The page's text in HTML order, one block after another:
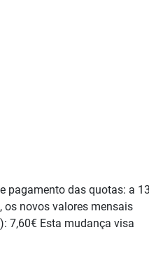
pagamento das quotas: a
os novos valores mensais
7,60€ Esta mudança visa